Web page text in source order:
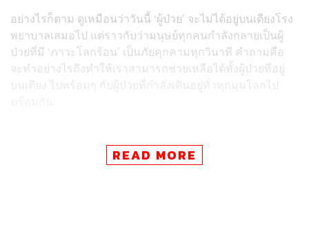
อย่างไรก็ตาม ดูเหมือนว่าวันนี้ ‘ผู้ป่วย’ จะไม่ได้อยู่บนเตียงโรง
พยาบาลเสมอไป แต่ราวกับว่ามนุษย์ทุกคนกำลังกลายเป็นผู้
ป่วยที่มี ‘ภาวะโลกร้อน’ เป็นภัยคุกคามทุกวินาที คำถามคือ
จะทำอย่างไรถึงทำให้เราสามารถช่วยเหลือได้ทั้งผู้ป่วยที่อยู่
บนเตียง ไปพร้อมๆ กับผู้ป่วยที่กำลังเดินอยู่ทั่วทุกมุมโลกไป
เริ่มต้นจากศูนย์รวมความช่วยเหลือ
READ MORE